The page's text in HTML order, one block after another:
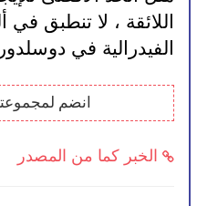
الفيدرالية في
انضم
الخبر كما من المصدر